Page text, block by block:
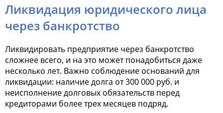
Ликвидация юридического лица
через банкротство
Ликвидировать предприятие через банкротство
сложнее всего, и на это может понадобиться даже
несколько лет. Важно соблюдение оснований для
ликвидации: наличие долга от 300 000 руб. и
неисполнение долговых обязательств перед
кредиторами более трех месяцев подряд.